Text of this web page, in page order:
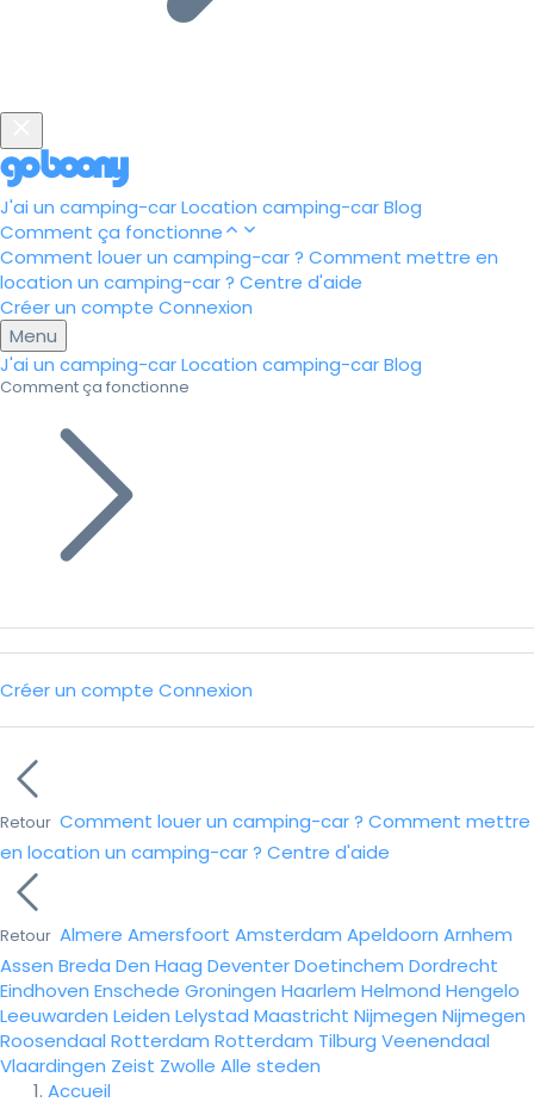
J'ai un camping-carLocation camping-carBlog
Comment ça fonctionne
Comment louer un camping-car ? Comment mettre en
location un camping-car ? Centre d'aide
Créer un compte Connexion
Menu
J'ai un camping-carLocation camping-carBlog
Comment ça fonctionne
Créer un compte Connexion
Retour Comment louer un camping-car ? Comment mettre
en location un camping-car ? Centre d'aide
Retour Almere Amersfoort Amsterdam Apeldoorn Arnhem
Assen Breda Den Haag DeventerDoetinchem Dordrecht
Eindhoven Enschede Groningen Haarlem Helmond Hengelo
Leeuwarden Leiden Lelystad Maastricht Nijmegen Nijmegen
Roosendaal Rotterdam Rotterdam Tilburg Veenendaal
Vlaardingen Zeist Zwolle Alle steden
Accueil